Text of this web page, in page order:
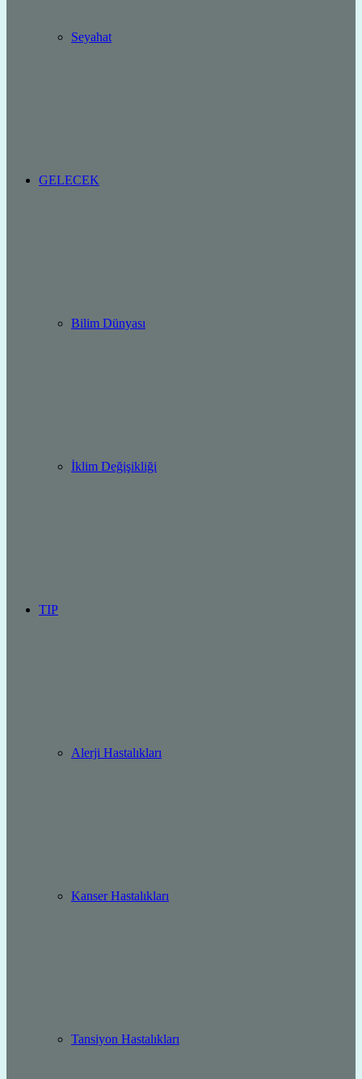
Seyahat
GELECEK
Bilim Dünyası
İklim Değişikliği
TIP
Alerji Hastalıkları
Kanser Hastalıkları
Tansiyon Hastalıkları